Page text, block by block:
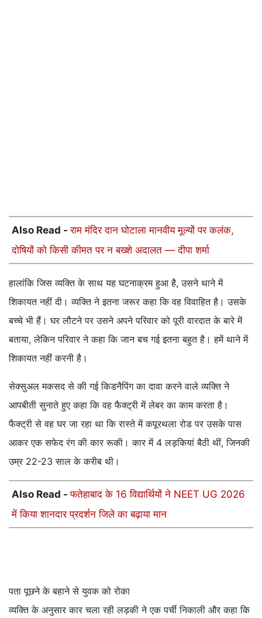
Also Read -राम मंदिर दान घोटाला मानवीय मूल्यों पर कलंक,
दोषियों को किसी कीमत पर न बख्शे अदालत — दीपा शर्मा
हालांकि जिस व्यक्ति के साथ यह घटनाक्रम हुआ है, उसने थाने में
शिकायत नहीं दी। व्यक्ति ने इतना जरूर कहा कि वह विवाहित है। उसके
बच्चे भी हैं। घर लौटने पर उसने अपने परिवार को पूरी वारदात के बारे में
बताया, लेकिन परिवार ने कहा कि जान बच गई इतना बहुत है। हमें थाने में
शिकायत नहीं करनी है।
सेक्सुअल मकसद से की गई किडनैपिंग का दावा करने वाले व्यक्ति ने
आपबीती सुनाते हुए कहा कि वह फैक्ट्री में लेबर का काम करता है।
फैक्ट्री से वह घर जा रहा था कि रास्ते में कपूरथला रोड पर उसके पास
आकर एक सफेद रंग की कार रूकी। कार में 4 लड़कियां बैठी थीं, जिनकी
उम्र 22-23 साल के करीब थी।
Also Read -फतेहाबाद के 16 विद्यार्थियों ने NEET UG 2026
में किया शानदार प्रदर्शन जिले का बढ़ाया मान
पता पूछने के बहाने से युवक को रोका
व्यक्ति के अनुसार कार चला रही लड़की ने एक पर्ची निकाली और कहा कि